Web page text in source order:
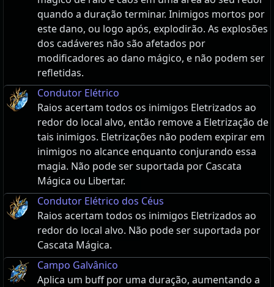
quando a duração terminar. Inimigos mortos por
este dano, ou logo após, explodirão. As explosões
dos cadáveres não são afetados por
modificadores ao dano mágico, e não podem ser
refletidas.
Condutor Elétrico
Raios acertam todos os inimigos Eletrizados ao
redor do local alvo, então remove a Eletrização de
tais inimigos. Eletrizações não podem expirar em
inimigos no alcance enquanto conjurando essa
magia. Não pode ser suportada por Cascata
Mágica ou Libertar.
Condutor Elétrico dos Céus
Raios acertam todos os inimigos Eletrizados ao
redor do local alvo. Não pode ser suportada por
Cascata Mágica.
Campo Galvânico
Aplica um buff por uma duração, aumentando a